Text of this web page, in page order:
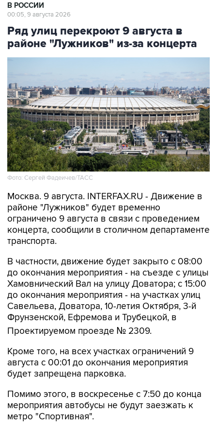
В РОССИИ
00:05, 9 августа 2026
Ряд улиц перекроют 9 августа в
районе "Лужников" из-за концерта
Фото: Сергей Фадеичев/ТАСС
Москва. 9 августа. INTERFAX.RU - Движение в
районе "Лужников" будет временно
ограничено 9 августа в связи с проведением
концерта, сообщили в столичном департаменте
транспорта.
В частности, движение будет закрыто с 08:00
до окончания мероприятия - на съезде с улицы
Хамовнический Вал на улицу Доватора; с 15:00
до окончания мероприятия - на участках улиц
Савельева, Доватора, 10-летия Октября, 3-й
Фрунзенской, Ефремова и Трубецкой, в
Проектируемом проезде № 2309.
Кроме того, на всех участках ограничений 9
августа с 00:01 до окончания мероприятия
будет запрещена парковка.
Помимо этого, в воскресенье с 7:50 до конца
мероприятия автобусы не будут заезжать к
метро "Спортивная".